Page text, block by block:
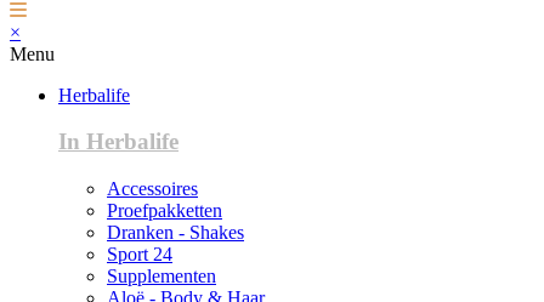
×
Menu
Herbalife
In Herbalife
Accessoires
Proefpakketten
Dranken - Shakes
Sport 24
Supplementen
Aloë - Body & Haar